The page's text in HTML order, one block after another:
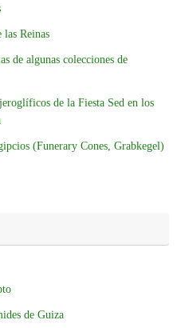
Reinas
de algunas colecciones de
de la Fiesta Sed en los
(Funerary Cones, Grabkegel)
de Guiza